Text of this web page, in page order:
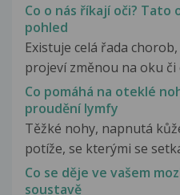
Co o nás říkají oči? Tato
pohled
Existuje celá řada
projeví změnou na oku či
Co pomáhá na oteklé
proudění lymfy
Těžké nohy, napnutá
potíže, se kterými se
Co se děje ve vašem
soustavě